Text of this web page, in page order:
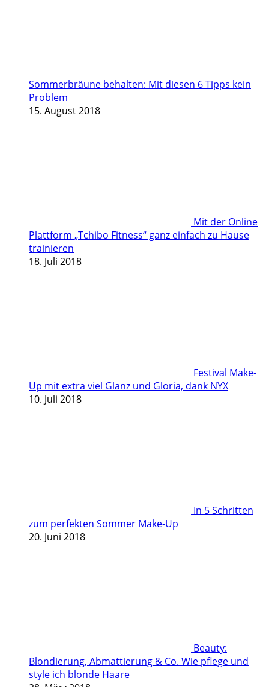
Sommerbräune behalten: Mit diesen 6 Tipps kein
Problem
15. August 2018
Mit der Online
Plattform „Tchibo Fitness“ ganz einfach zu Hause
trainieren
18. Juli 2018
Festival Make-
Up mit extra viel Glanz und Gloria, dank NYX
10. Juli 2018
In 5 Schritten
zum perfekten Sommer Make-Up
20. Juni 2018
Beauty:
Blondierung, Abmattierung & Co. Wie pflege und
style ich blonde Haare